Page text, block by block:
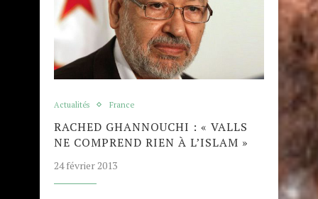
Actualités France
RACHED GHANNOUCHI : « VALLS
NE COMPREND RIEN À L’ISLAM »
24 février 2013